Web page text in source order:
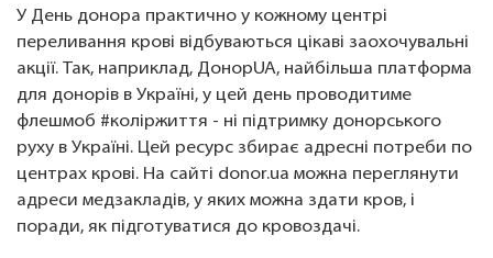
У День донора практично у кожному центрі
переливання крові відбуваються цікаві заохочувальні
акції. Так, наприклад, ДонорUA, найбільша платформа
для донорів в Україні, у цей день проводитиме
флешмоб #коліржиття - ні підтримку донорського
руху в Україні. Цей ресурс збирає адресні потреби по
центрах крові. На сайті donor.ua можна переглянути
адреси медзакладів, у яких можна здати кров, і
поради, як підготуватися до кровоздачі.